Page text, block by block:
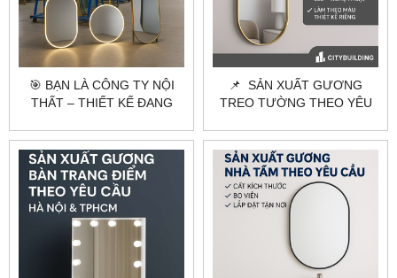
🎯 BẠN LÀ CÔNG TY NỘI
THẤT – THIẾT KẾ ĐANG
XUẤT GƯƠNG THEO YÊU
CẦU?
📌 SẢN XUẤT GƯƠNG
TREO TƯỜNG THEO YÊU
CITYBUILDING